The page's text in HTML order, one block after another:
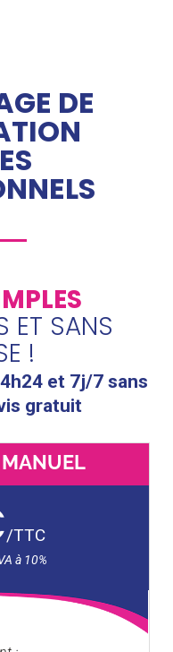
DE
ET SANS
!
et 7j/7 sans
gratuit
/TTC